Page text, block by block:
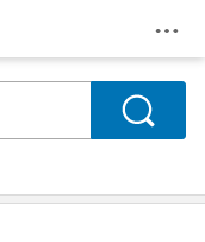
メ
検索